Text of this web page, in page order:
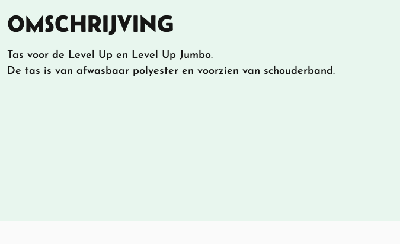
OMSCHRIJVING
Tas voor de Level Up en Level Up Jumbo.
De tas is van afwasbaar polyester en voorzien van schouderband.